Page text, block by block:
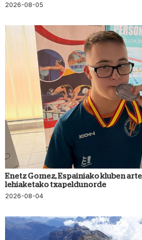
2026-08-05
Enetz Gomez, Espainiako kluben
lehiaketako txapeldunorde
2026-08-04